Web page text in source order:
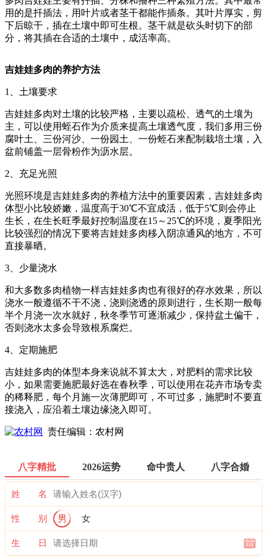
用的是扦插法，用叶片或者茎干都能作插条。其叶片厚实，剪
下后晾干，插在土壤中即可生根。茎干就是砍头时切下的部
分，将其插在合适的土壤中，成活率高。
吉娃娃多肉的养护方法
1、土壤要求
吉娃娃多肉对土壤的比较严格，主要以疏松、透气的土壤为
主，可以使用蛭石作为介质来提高土壤透气度，我们多用三份
腐叶土、三份河沙、一份园土、一份蛭石来配制栽培土壤，入
盆前铺盖一层骨粉作为沥水层。
2、充足光照
光照环境是吉娃娃多肉的养植方法中的重要因素，吉娃娃多肉
体型小比较娇嫩，温度高于30℃不宜成活，低于5℃则会停止
生长，在生长旺季最好控制温度在15～25℃的环境，夏季阳光
比较强烈的情况下要将吉娃娃多肉移入阴凉通风的地方，不可
直接暴晒。
3、少量浇水
和大多数多肉植物一样吉娃娃多肉也有很好的存水效果，所以
浇水一般遵循不干不浇，浇则浇透的原则进行，生长期一般每
半个月浇一次水就好，秋冬季节可逐渐减少，保持盆土偏干，
否则浇水太多会导致根系腐烂。
4、定期施肥
吉娃娃多肉的体型本身来说就不算太大，对肥料的需求比较
小，如果需要施肥最好选在春秋季，可以使用在花卉市场专卖
的稀释肥，每个月施一次薄肥即可，不可过多，施肥时不要直
接浇入，应沿着土壤边缘浇入即可。
责任编辑：农村网
八字精批 2026运势 命中贵人 八字合婚
姓 名
性 别 男 女
生 日